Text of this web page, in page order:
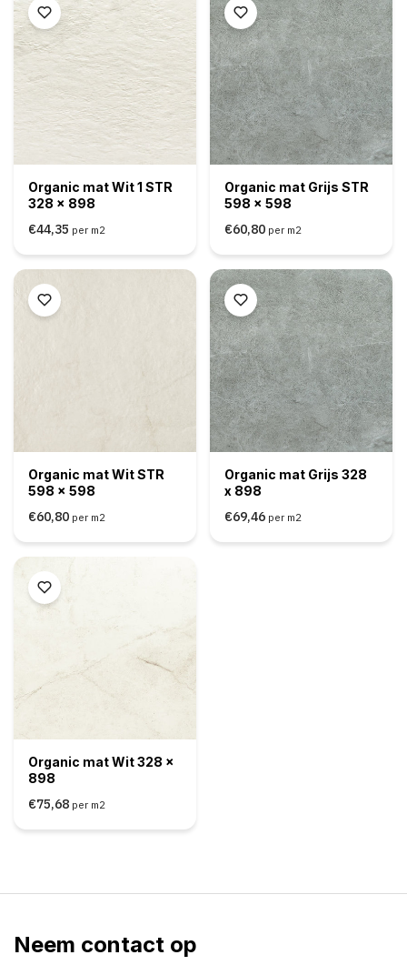
Organic mat Wit 1 STR
328 x 898
€44,35 per m2
Organic mat Grijs STR
598 x 598
€60,80 per m2
Organic mat Wit STR
598 x 598
€60,80 per m2
Organic mat Grijs 328
x 898
€69,46 per m2
Organic mat Wit 328 x
898
€75,68 per m2
Neem contact op